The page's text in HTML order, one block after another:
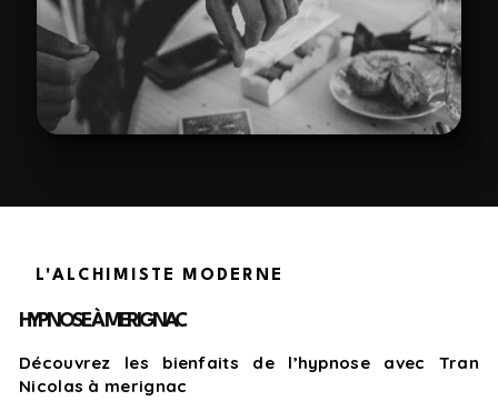
L'ALCHIMISTE MODERNE
HYPNOSE À MERIGNAC
Découvrez les bienfaits de l’hypnose avec Tran
Nicolas à merignac